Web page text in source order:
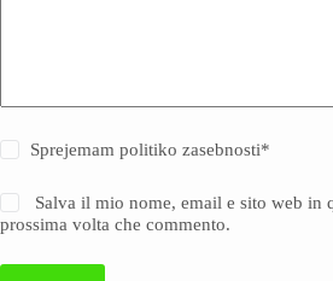
Sprejemam politiko zasebnosti*
Salva il mio nome, email e sito web in
prossima volta che commento.